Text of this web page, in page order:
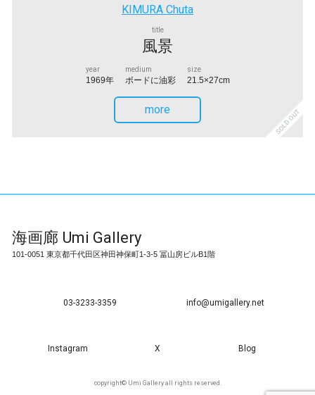
KIMURA Chuta
title
風景
year
1969年
medium
ボードに油彩
size
21.5×27cm
SOLD OUT
more
海画廊 Umi Gallery
101-0051 東京都千代田区神田神保町1-3-5 冨山房ビルB1階
03-3233-3359 info@umigallery.net
Instagram X Blog
copyright© Umi Gallery all rights reserved.